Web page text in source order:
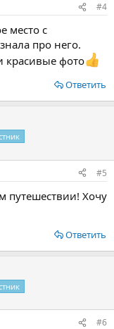
#4
место с
про него.
красивые фото
Ответить
#5
путешествии! Хочу
Ответить
#6